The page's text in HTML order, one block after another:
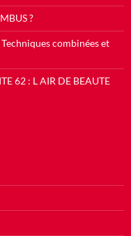
?
combinées et
62 : L AIR DE BEAUTE